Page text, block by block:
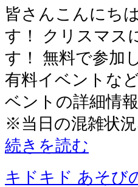
皆さんこんにち
す！ クリスマス
す！ 無料で参加
有料イベントな
ベントの詳細情
※当日の混雑状
続きを読む
キドキド あそび